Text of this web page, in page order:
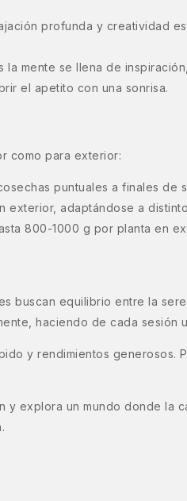
profunda y creatividad
mente se llena de
el apetito con una sonrisa.
como para exterior:
puntuales a finales de
exterior, adaptándose a
800-1000 g por planta en
buscan equilibrio entre la
haciendo de cada sesión
y rendimientos generosos.
explora un mundo donde la